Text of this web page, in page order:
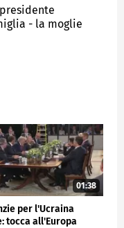
- la moglie
- vengono
lavoro a margine
01:38
per l'Ucraina
tocca all'Europa